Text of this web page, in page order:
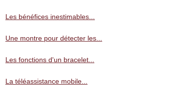
Les bénéfices inestimables...
Une montre pour détecter les...
Les fonctions d'un bracelet...
La téléassistance mobile...